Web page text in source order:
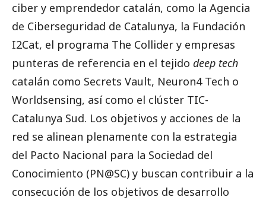
ciber y emprendedor catalán, como la Agencia
de Ciberseguridad de Catalunya, la Fundación
I2Cat, el programa The Collider y empresas
punteras de referencia en el tejido deep tech
catalán como Secrets Vault, Neuron4 Tech o
Worldsensing, así como el clúster TIC-
Catalunya Sud. Los objetivos y acciones de la
red se alinean plenamente con la estrategia
del Pacto Nacional para la Sociedad del
Conocimiento (PN@SC) y buscan contribuir a la
consecución de los objetivos de desarrollo